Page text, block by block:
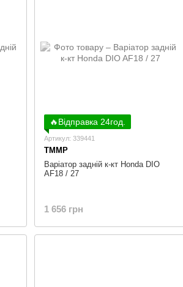
🔥Відправка 24год.
Артикул: 339441
TMMP
Варіатор задній к-кт Honda DIO
AF18 / 27
1 656 грн